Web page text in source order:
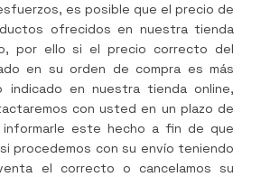
es posible que el precio de
ofrecidos en nuestra tienda
por ello si el precio correcto del
en su orden de compra es más
en nuestra tienda online,
con usted en un plazo de
este hecho a fin de que
procedemos con su envío teniendo
el correcto o cancelamos su